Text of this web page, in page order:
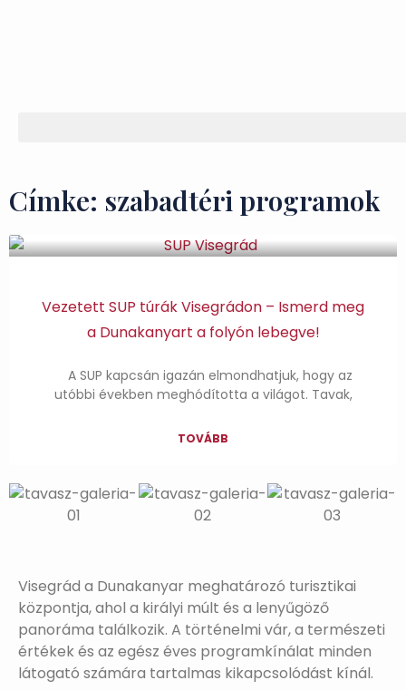
Címke: szabadtéri programok
Vezetett SUP túrák Visegrádon – Ismerd meg
a Dunakanyart a folyón lebegve!
A SUP kapcsán igazán elmondhatjuk, hogy az
utóbbi években meghódította a világot. Tavak,
TOVÁBB
Visegrád a Dunakanyar meghatározó turisztikai
központja, ahol a királyi múlt és a lenyűgöző
panoráma találkozik. A történelmi vár, a természeti
értékek és az egész éves programkínálat minden
látogató számára tartalmas kikapcsolódást kínál.